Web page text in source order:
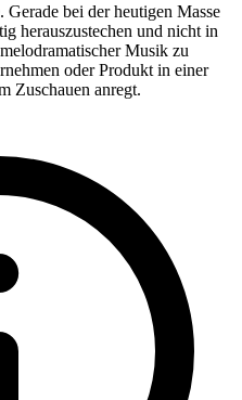
bei der heutigen Masse
herauszustechen und nicht in
Musik zu
oder Produkt in einer
Zuschauen anregt.